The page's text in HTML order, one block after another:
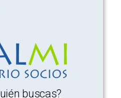
buscas?